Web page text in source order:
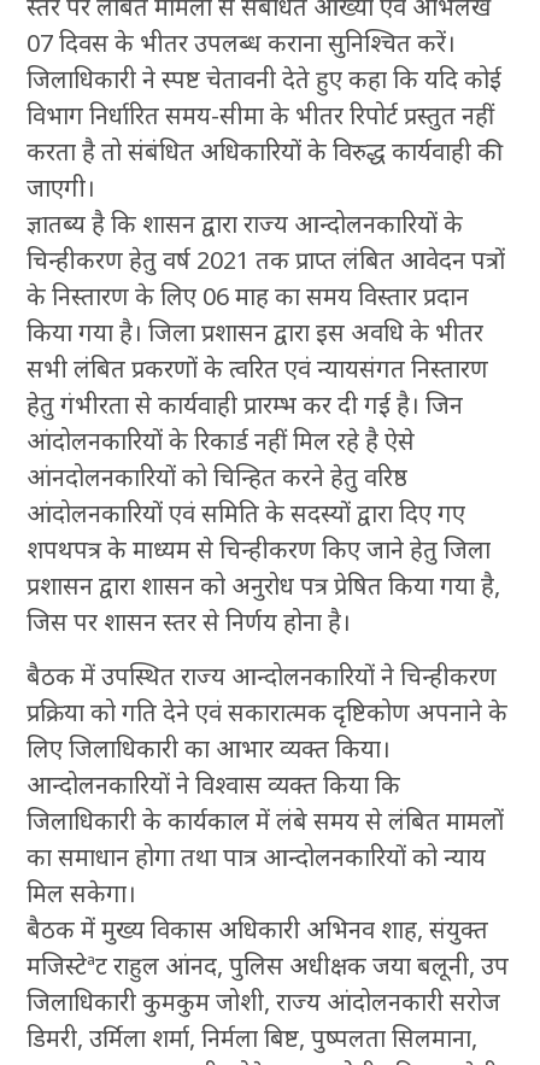
स्तर पर लंबित मामलों से संबंधित आख्या एवं अभिलेख
07 दिवस के भीतर उपलब्ध कराना सुनिश्चित करें।
जिलाधिकारी ने स्पष्ट चेतावनी देते हुए कहा कि यदि कोई
विभाग निर्धारित समय-सीमा के भीतर रिपोर्ट प्रस्तुत नहीं
करता है तो संबंधित अधिकारियों के विरुद्ध कार्यवाही की
जाएगी।
ज्ञातब्य है कि शासन द्वारा राज्य आन्दोलनकारियों के
चिन्हीकरण हेतु वर्ष 2021 तक प्राप्त लंबित आवेदन पत्रों
के निस्तारण के लिए 06 माह का समय विस्तार प्रदान
किया गया है। जिला प्रशासन द्वारा इस अवधि के भीतर
सभी लंबित प्रकरणों के त्वरित एवं न्यायसंगत निस्तारण
हेतु गंभीरता से कार्यवाही प्रारम्भ कर दी गई है। जिन
आंदोलनकारियों के रिकार्ड नहीं मिल रहे है ऐसे
आंनदोलनकारियों को चिन्हित करने हेतु वरिष्ठ
आंदोलनकारियों एवं समिति के सदस्यों द्वारा दिए गए
शपथपत्र के माध्यम से चिन्हीकरण किए जाने हेतु जिला
प्रशासन द्वारा शासन को अनुरोध पत्र प्रेषित किया गया है,
जिस पर शासन स्तर से निर्णय होना है।
बैठक में उपस्थित राज्य आन्दोलनकारियों ने चिन्हीकरण
प्रक्रिया को गति देने एवं सकारात्मक दृष्टिकोण अपनाने के
लिए जिलाधिकारी का आभार व्यक्त किया।
आन्दोलनकारियों ने विश्वास व्यक्त किया कि
जिलाधिकारी के कार्यकाल में लंबे समय से लंबित मामलों
का समाधान होगा तथा पात्र आन्दोलनकारियों को न्याय
मिल सकेगा।
बैठक में मुख्य विकास अधिकारी अभिनव शाह, संयुक्त
मजिस्टेªट राहुल आंनद, पुलिस अधीक्षक जया बलूनी, उप
जिलाधिकारी कुमकुम जोशी, राज्य आंदोलनकारी सरोज
डिमरी, उर्मिला शर्मा, निर्मला बिष्ट, पुष्पलता सिलमाना,